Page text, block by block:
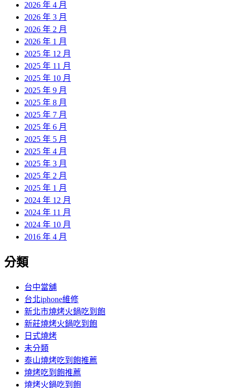
2026 年 4 月
2026 年 3 月
2026 年 2 月
2026 年 1 月
2025 年 12 月
2025 年 11 月
2025 年 10 月
2025 年 9 月
2025 年 8 月
2025 年 7 月
2025 年 6 月
2025 年 5 月
2025 年 4 月
2025 年 3 月
2025 年 2 月
2025 年 1 月
2024 年 12 月
2024 年 11 月
2024 年 10 月
2016 年 4 月
分類
台中當舖
台北iphone維修
新北市燒烤火鍋吃到飽
新莊燒烤火鍋吃到飽
日式燒烤
未分類
泰山燒烤吃到飽推薦
燒烤吃到飽推薦
燒烤火鍋吃到飽